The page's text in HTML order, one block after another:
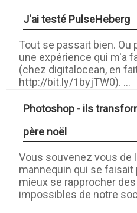
J'ai testé PulseHeberg
Tout se passait bien. Ou
une expérience qui m'a
(chez digitalocean, en
http://bit.ly/1byjTW0). ...
Photoshop - ils
père noël
Vous souvenez vous de
mannequin qui se
mieux se rapprocher
impossibles de notre